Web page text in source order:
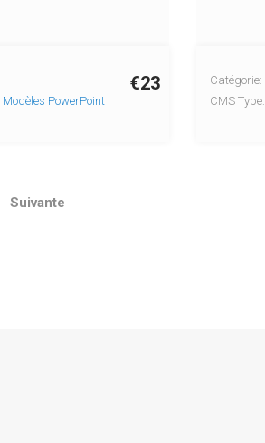
€23
Modèles PowerPoint
Catégorie:
CMS Type:
Suivante